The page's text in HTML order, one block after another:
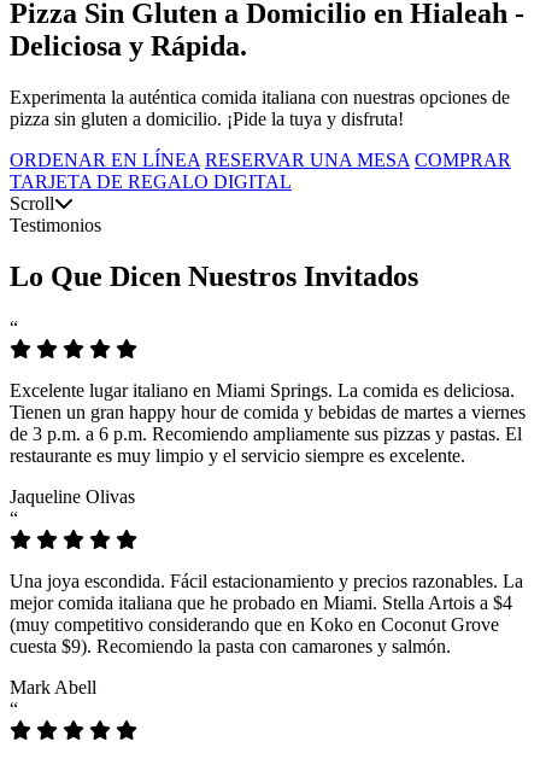
Pizza Sin Gluten a Domicilio en Hialeah -
Deliciosa y Rápida.
Experimenta la auténtica comida italiana con nuestras opciones de
pizza sin gluten a domicilio. ¡Pide la tuya y disfruta!
ORDENAR EN LÍNEA RESERVAR UNA MESA COMPRAR
TARJETA DE REGALO DIGITAL
Scroll
Testimonios
Lo Que Dicen Nuestros Invitados
“
Excelente lugar italiano en Miami Springs. La comida es deliciosa.
Tienen un gran happy hour de comida y bebidas de martes a viernes
de 3 p.m. a 6 p.m. Recomiendo ampliamente sus pizzas y pastas. El
restaurante es muy limpio y el servicio siempre es excelente.
Jaqueline Olivas
“
Una joya escondida. Fácil estacionamiento y precios razonables. La
mejor comida italiana que he probado en Miami. Stella Artois a $4
(muy competitivo considerando que en Koko en Coconut Grove
cuesta $9). Recomiendo la pasta con camarones y salmón.
Mark Abell
“